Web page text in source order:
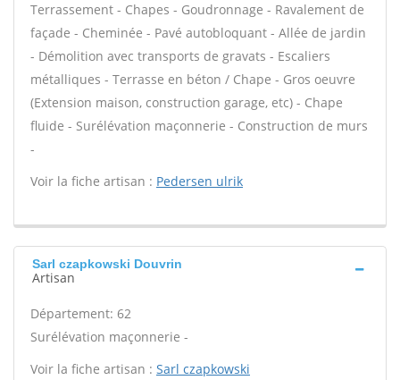
Terrassement - Chapes - Goudronnage - Ravalement de
façade - Cheminée - Pavé autobloquant - Allée de jardin
- Démolition avec transports de gravats - Escaliers
métalliques - Terrasse en béton / Chape - Gros oeuvre
(Extension maison, construction garage, etc) - Chape
fluide - Surélévation maçonnerie - Construction de murs
-
Voir la fiche artisan : Pedersen ulrik
Sarl czapkowski Douvrin
Artisan
Département: 62
Surélévation maçonnerie -
Voir la fiche artisan : Sarl czapkowski